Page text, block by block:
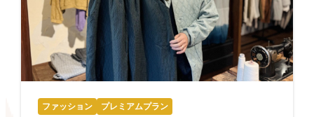
ファッション プレミアムプラン